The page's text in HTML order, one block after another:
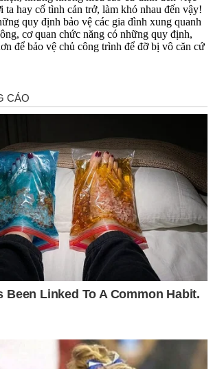
ta hay cố tình cản trở, làm khó nhau đến vậy!
quy định bảo vệ các gia đình xung quanh
cơ quan chức năng có những quy định,
để bảo vệ chủ công trình để đỡ bị vô căn cứ